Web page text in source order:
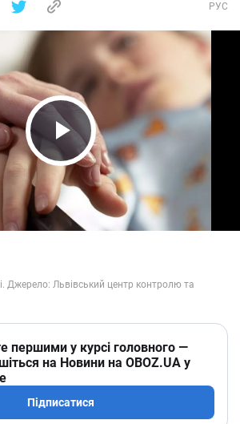
РУС
Play Video
першими у курсі головного —
на Новини на OBOZ.UA у
Підписатися